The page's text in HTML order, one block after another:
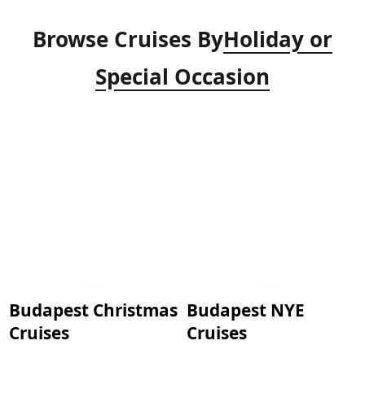
Browse Cruises ByHoliday or
Special Occasion
Budapest Christmas
Cruises
Budapest NYE
Cruises